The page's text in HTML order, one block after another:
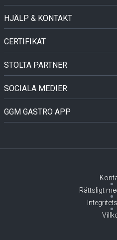
HJÄLP & KONTAKT
CERTIFIKAT
STOLTA PARTNER
SOCIALA MEDIER
GGM GASTRO APP
Rättsligt